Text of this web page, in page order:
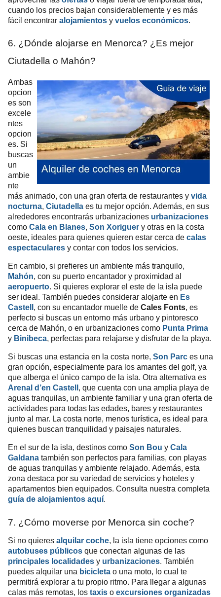
cuando los precios bajan considerablemente y es más
fácil encontrar alojamientos y vuelos económicos
6. ¿Dónde alojarse en Menorca? ¿Es mejor
Ciutadella o Mahón?
Ambas
opcion
es son
excele
ntes
opcion
es. Si
buscas
un
ambie
nte
más animado, con una gran oferta de restaurantes y vida
nocturna, Ciutadella es tu mejor opción. Además, en sus
alrededores encontrarás urbanizaciones urbanizaciones
como Cala en Blanes, Son Xoriguer y otras en la costa
oeste, ideales para quienes quieren estar cerca de calas
espectaculares y contar con todos los servicios.
En cambio, si prefieres un ambiente más tranquilo,
Mahón, con su puerto encantador y proximidad al
aeropuerto. Si quieres explorar el este de la isla puede
ser ideal. También puedes considerar alojarte en Es
Castell, con su encantador muelle de Cales Fonts, es
perfecto si buscas un entorno más urbano y pintoresco
cerca de Mahón, o en urbanizaciones como Punta Prima
y Binibeca, perfectas para relajarse y disfrutar de la playa.
Si buscas una estancia en la costa norte, Son Parc es una
gran opción, especialmente para los amantes del golf, ya
que alberga el único campo de la isla. Otra alternativa es
Arenal d’en Castell, que cuenta con una amplia playa de
aguas tranquilas, un ambiente familiar y una gran oferta de
actividades para todas las edades, bares y restaurantes
junto al mar. La costa norte, menos turística, es ideal para
quienes buscan tranquilidad y paisajes naturales.
En el sur de la isla, destinos como Son Bou y Cala
Galdana también son perfectos para familias, con playas
de aguas tranquilas y ambiente relajado. Además, esta
zona destaca por su variedad de servicios y hoteles y
apartamentos bien equipados. Consulta nuestra completa
guía de alojamientos aquí.
7. ¿Cómo moverse por Menorca sin coche?
Si no quieres alquilar coche, la isla tiene opciones como
autobuses públicos que conectan algunas de las
principales localidades y urbanizaciones. También
puedes alquilar una bicicleta o una moto, lo cual te
permitirá explorar a tu propio ritmo. Para llegar a algunas
calas más remotas, los taxis o excursiones organizadas